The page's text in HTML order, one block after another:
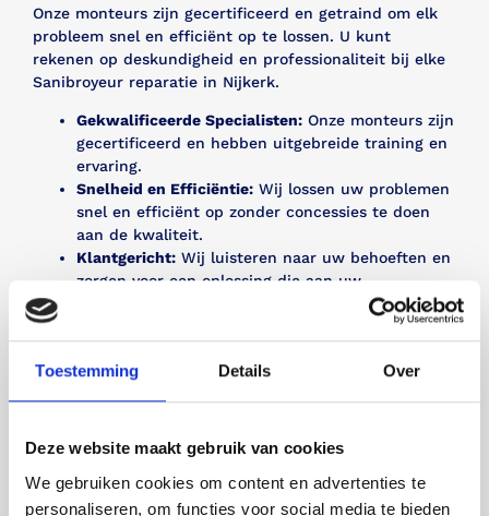
Toestemming Details Over
Deze website maakt gebruik van cookies
We gebruiken cookies om content en advertenties te
personaliseren, om functies voor social media te bieden
Onze monteurs zijn gecertificeerd en getraind om elk
probleem snel en efficiënt op te lossen. U kunt
rekenen op deskundigheid en professionaliteit bij elke
Sanibroyeur reparatie in Nijkerk.
Gekwalificeerde Specialisten: Onze monteurs zijn
gecertificeerd en hebben uitgebreide training en
ervaring.
Snelheid en Efficiëntie: Wij lossen uw problemen
snel en efficiënt op zonder concessies te doen
aan de kwaliteit.
Klantgericht: Wij luisteren naar uw behoeften en
zorgen voor een oplossing die aan uw
Bel mij terug